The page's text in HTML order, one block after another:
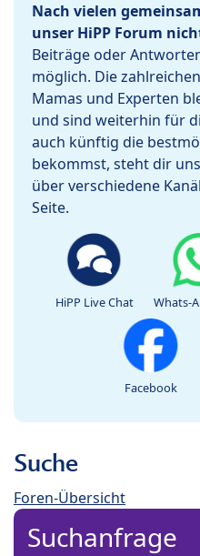
Nach vielen
unser HiPP Forum
Beiträge oder
möglich. Die
Mamas und Experten
und sind weiterhin für
auch künftig die
bekommst, steht dir
über verschiedene
Seite.
HiPP Live Chat Whats-
Facebook
Suche
Foren-Übersicht
Suchanfrage